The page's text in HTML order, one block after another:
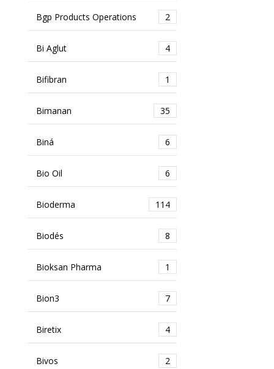
Bgp Products Operations 2
Bi Aglut 4
Bifibran 1
Bimanan 35
Biná 6
Bio Oil 6
Bioderma 114
Biodés 8
Bioksan Pharma 1
Bion3 7
Biretix 4
Bivos 2